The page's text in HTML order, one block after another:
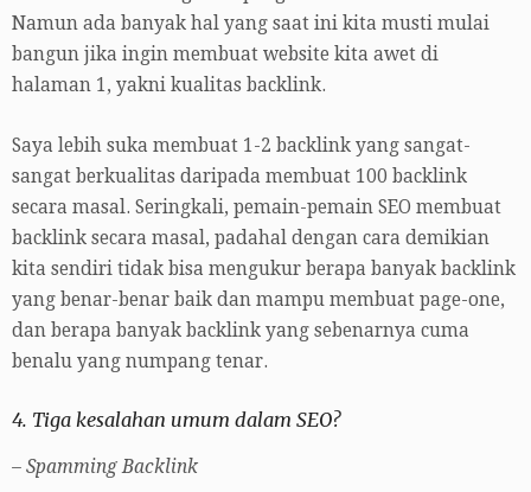
Namun ada banyak hal yang saat ini kita musti mulai
bangun jika ingin membuat website kita awet di
halaman 1, yakni kualitas backlink.
Saya lebih suka membuat 1-2 backlink yang sangat-
sangat berkualitas daripada membuat 100 backlink
secara masal. Seringkali, pemain-pemain SEO membuat
backlink secara masal, padahal dengan cara demikian
kita sendiri tidak bisa mengukur berapa banyak backlink
yang benar-benar baik dan mampu membuat page-one,
dan berapa banyak backlink yang sebenarnya cuma
benalu yang numpang tenar.
4. Tiga kesalahan umum dalam SEO?
– Spamming Backlink